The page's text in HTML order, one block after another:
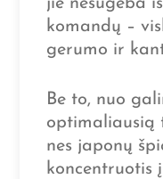
jie nesugeba
komandų –
gerumo ir
Be to, nuo
optimaliausią
nes japonų
koncentruotis